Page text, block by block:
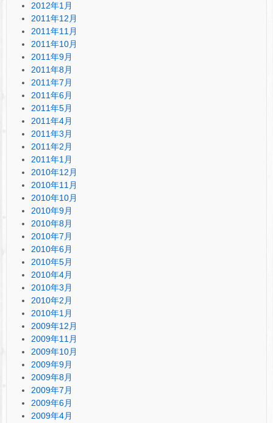
2012年1月
2011年12月
2011年11月
2011年10月
2011年9月
2011年8月
2011年7月
2011年6月
2011年5月
2011年4月
2011年3月
2011年2月
2011年1月
2010年12月
2010年11月
2010年10月
2010年9月
2010年8月
2010年7月
2010年6月
2010年5月
2010年4月
2010年3月
2010年2月
2010年1月
2009年12月
2009年11月
2009年10月
2009年9月
2009年8月
2009年7月
2009年6月
2009年4月